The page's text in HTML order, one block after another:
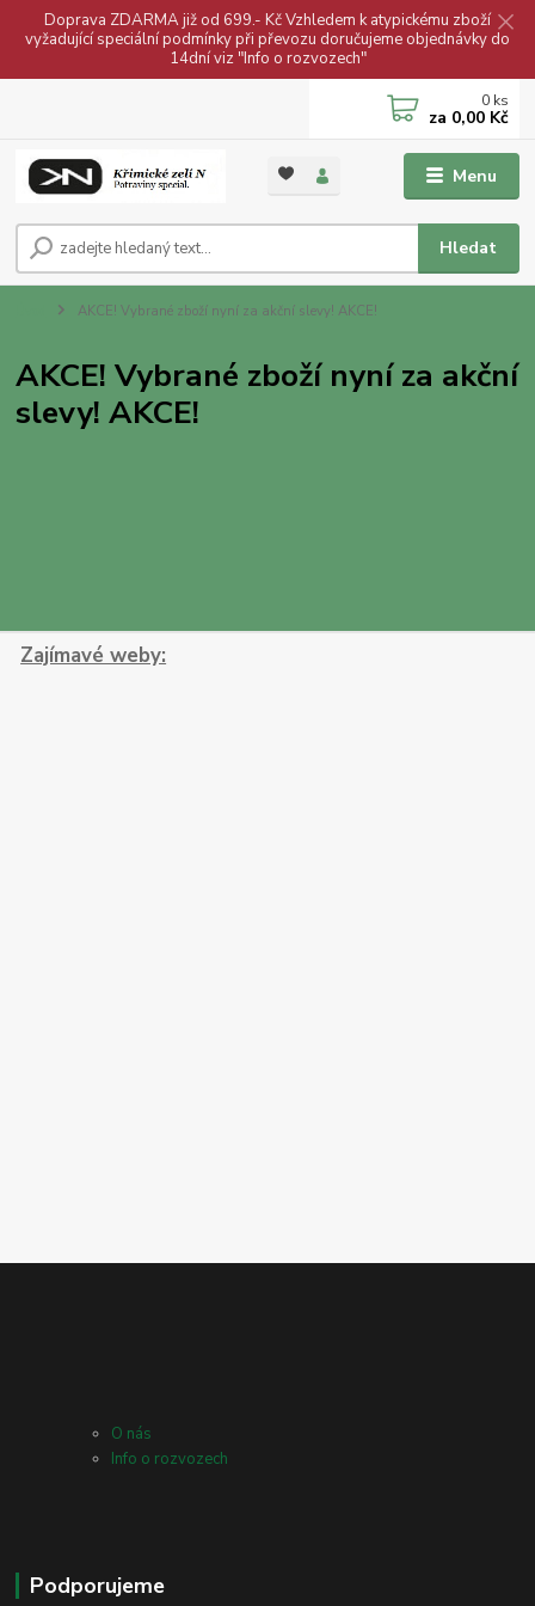
Doprava ZDARMA již od 699.- Kč Vzhledem k atypickému zboží
vyžadující speciální podmínky při převozu doručujeme objednávky do
14dní viz "Info o rozvozech"
Menu
Hledat
0 ks
za 0,00 Kč
AKCE! Vybrané zboží nyní za akční slevy! AKCE!
AKCE! Vybrané zboží nyní za akční
slevy! AKCE!
Zajímavé weby:
O nás
Info o rozvozech
Podporujeme